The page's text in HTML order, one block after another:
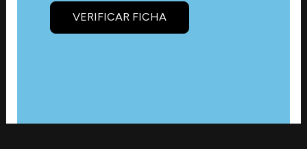
VERIFICAR FICHA